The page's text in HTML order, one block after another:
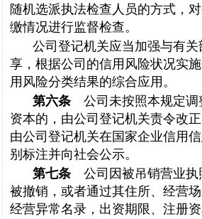
随机选派执法检查人员的方式，
缴情况进行监督检查。
公司登记机关应当加强与有
享，根据公司的信用风险状况实
用风险分类结果的综合应用。
第六条 公司未按照本规定调
资本的，由公司登记机关责令改
由公司登记机关在国家企业信用
别标注并向社会公示。
第七条 公司因被吊销营业执
被撤销，或者通过其住所、经营
经营异常名录，出资期限、注册